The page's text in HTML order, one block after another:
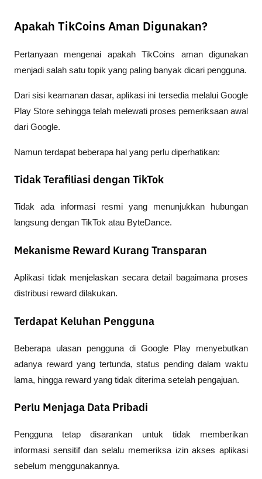
Apakah TikCoins Aman Digunakan?
Pertanyaan mengenai apakah TikCoins aman digunakan
menjadi salah satu topik yang paling banyak dicari pengguna.
Dari sisi keamanan dasar, aplikasi ini tersedia melalui Google
Play Store sehingga telah melewati proses pemeriksaan awal
dari Google.
Namun terdapat beberapa hal yang perlu diperhatikan:
Tidak Terafiliasi dengan TikTok
Tidak ada informasi resmi yang menunjukkan hubungan
langsung dengan TikTok atau ByteDance.
Mekanisme Reward Kurang Transparan
Aplikasi tidak menjelaskan secara detail bagaimana proses
distribusi reward dilakukan.
Terdapat Keluhan Pengguna
Beberapa ulasan pengguna di Google Play menyebutkan
adanya reward yang tertunda, status pending dalam waktu
lama, hingga reward yang tidak diterima setelah pengajuan.
Perlu Menjaga Data Pribadi
Pengguna tetap disarankan untuk tidak memberikan
informasi sensitif dan selalu memeriksa izin akses aplikasi
sebelum menggunakannya.